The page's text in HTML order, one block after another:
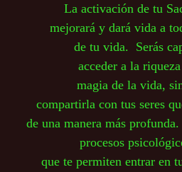
La activación de tu
mejorará y dará vida a
de tu vida.  Serás
acceder a la
magia de la vida,
compartirla con tus seres
de una manera más
procesos
que te permiten entrar en